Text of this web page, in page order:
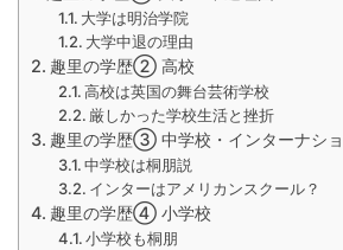
大学は明治学院
大学中退の理由
趣里の学歴② 高校
高校は英国の舞台芸術学校
厳しかった学校生活と挫折
趣里の学歴③ 中学校・インターナシ
中学校は桐朋説
インターはアメリカンスクール？
趣里の学歴④ 小学校
小学校も桐朋